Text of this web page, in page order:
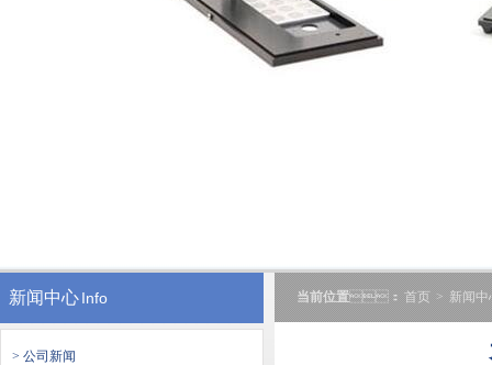
新闻中心Info
> 公司新闻
当前位置： 首页 > 新闻中